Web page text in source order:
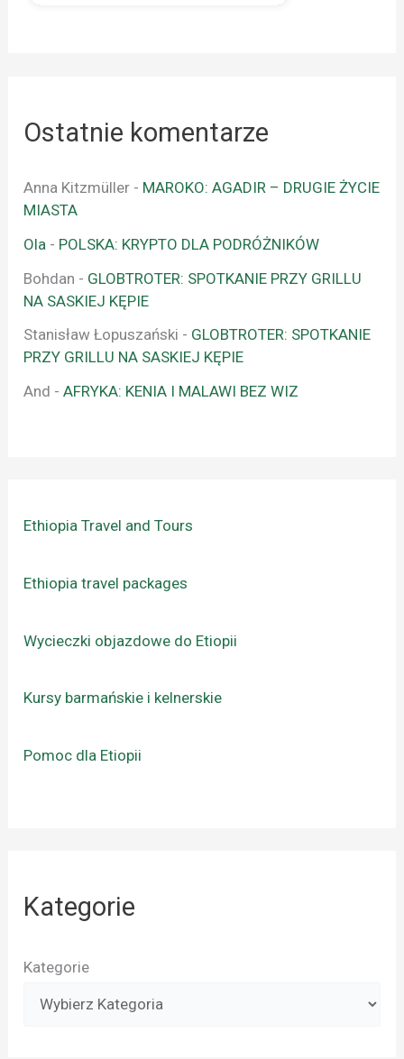
Ostatnie komentarze
Anna Kitzmüller - MAROKO: AGADIR – DRUGIE ŻYCIE
MIASTA
Ola - POLSKA: KRYPTO DLA PODRÓŻNIKÓW
Bohdan - GLOBTROTER: SPOTKANIE PRZY GRILLU
NA SASKIEJ KĘPIE
Stanisław Łopuszański - GLOBTROTER: SPOTKANIE
PRZY GRILLU NA SASKIEJ KĘPIE
And -AFRYKA: KENIA I MALAWI BEZ WIZ
Ethiopia Travel and Tours
Ethiopia travel packages
Wycieczki objazdowe do Etiopii
Kursy barmańskie i kelnerskie
Pomoc dla Etiopii
Kategorie
Kategorie